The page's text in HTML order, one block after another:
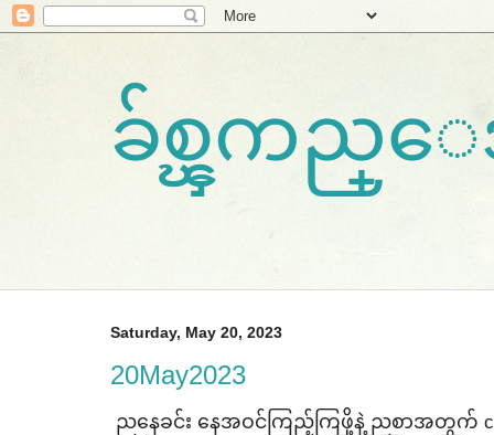
ခ်စ္ၾကည္ေ
Saturday, May 20, 2023
20May2023
ည​နေခင်း ​နေအဝင်ကြည့်ကြဖို့နဲ့ ညစာအတွက်